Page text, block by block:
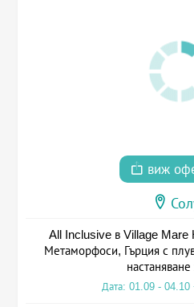
виж
All Inclusive в Village Mare
Метаморфоси, Гърция с
Дата: 01.09 -